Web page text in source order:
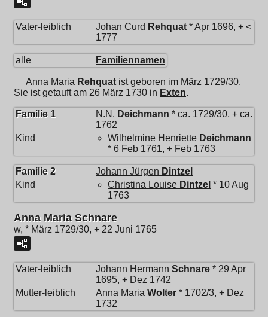
Vater-leiblich Johan Curd Rehquat * Apr 1696, + <
1777
alle Familiennamen
Anna Maria Rehquat ist geboren im März 1729/30.
Sie ist getauft am 26 März 1730 in Exten.
Familie 1 N.N. Deichmann * ca. 1729/30, + ca.
1762
Kind
Wilhelmine Henriette Deichmann
* 6 Feb 1761, + Feb 1763
Familie 2 Johann Jürgen Dintzel
Kind
Christina Louise Dintzel * 10 Aug
1763
Anna Maria Schnare
w, * März 1729/30, + 22 Juni 1765
Vater-leiblich Johann Hermann Schnare * 29 Apr
1695, + Dez 1742
Mutter-leiblich
Anna Maria Wolter * 1702/3, + Dez
1732